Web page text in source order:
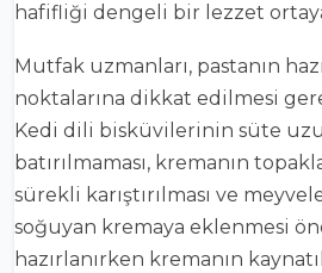
hafifliği dengeli bir lezzet
Mutfak uzmanları, pastanın
noktalarına dikkat edilmesi
Kedi dili bisküvilerinin süte
batırılmaması, kremanın
sürekli karıştırılması ve
soğuyan kremaya eklenmesi
hazırlanırken kremanın